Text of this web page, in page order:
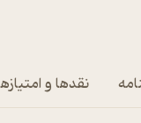
نقدها و